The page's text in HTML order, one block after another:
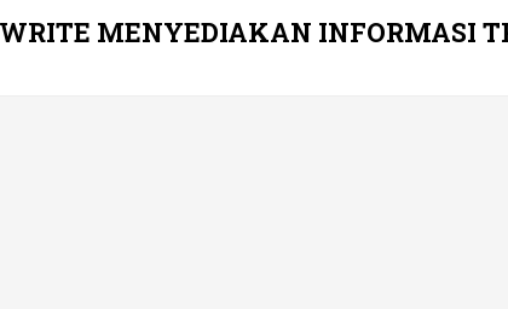
MENYEDIAKAN INFORMASI